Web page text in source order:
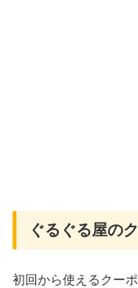
ぐるぐる屋の
初回から使えるクー